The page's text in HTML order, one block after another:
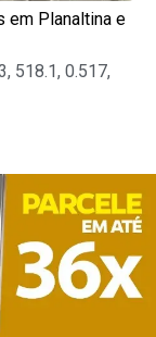
em Planaltina e
518.1, 0.517,